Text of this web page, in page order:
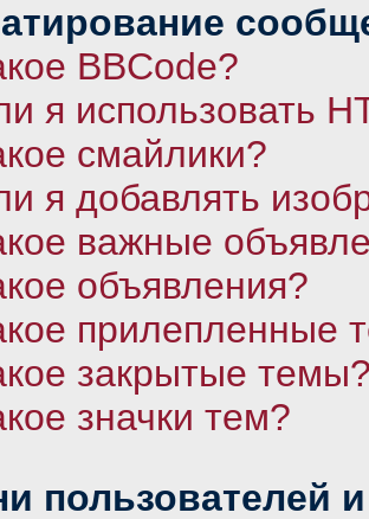
BBCode?
я использовать
смайлики?
я добавлять
важные
объявления?
прилепленные
закрытые
значки тем?
пользователей